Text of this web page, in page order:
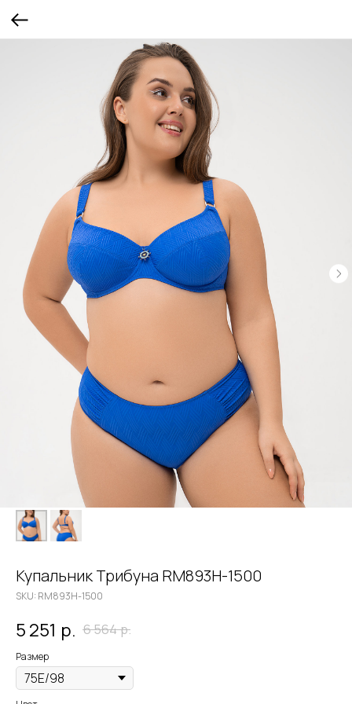
Купальник Трибуна RM893H-1500
SKU: RM893H-1500
5 251 р. 6 564р.
Размер